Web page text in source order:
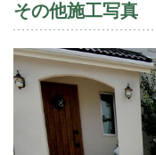
その他施工写真